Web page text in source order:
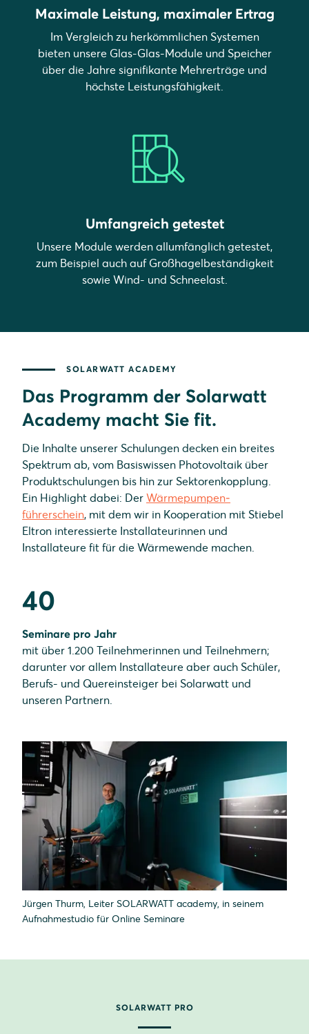
Maximale Leistung, maximaler Ertrag
Im Vergleich zu herkömmlichen Systemen
bieten unsere Glas-Glas-Module und Speicher
über die Jahre signifikante Mehrerträge und
höchste Leistungsfähigkeit.
Umfangreich getestet
Unsere Module werden allumfänglich getestet,
zum Beispiel auch auf Großhagelbeständigkeit
sowie Wind- und Schneelast.
SOLARWATT ACADEMY
Das Programm der Solarwatt
Academy macht Sie fit.
Die Inhalte unserer Schulungen decken ein breites
Spektrum ab, vom Basiswissen Photovoltaik über
Produkt­schulungen bis hin zur Sektorenkopplung.
Ein Highlight dabei: Der Wärme­pumpen­
führerschein, mit dem wir in Kooperation mit Stiebel
Eltron interessierte Installateurinnen und
Installateure fit für die Wärmewende machen.
40
Seminare pro Jahr
mit über 1.200 Teilnehmerinnen und Teilnehmern;
darunter vor allem Installateure aber auch Schüler,
Berufs- und Quereinsteiger bei Solarwatt und
unseren Partnern.
Jürgen Thurm, Leiter SOLARWATT academy, in seinem
Aufnahmestudio für Online Seminare
SOLARWATT PRO